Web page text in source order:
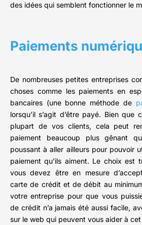
des idées qui semblent fonctionner le
Paiements
De nombreuses petites entreprises
choses comme les paiements en
bancaires (une bonne méthode de
lorsqu’il s’agit d’être payé. Bien que
plupart de vos clients, cela peut
paiement beaucoup plus gênant
poussant à aller ailleurs pour pouvoir
paiement qu’ils aiment. Le choix est
vous devez être en mesure
carte de crédit et de débit au
votre entreprise pour que vous
de crédit n’a jamais été aussi facile,
sur le web qui peuvent vous aider à